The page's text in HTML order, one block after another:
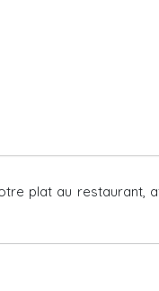
plat au restaurant,